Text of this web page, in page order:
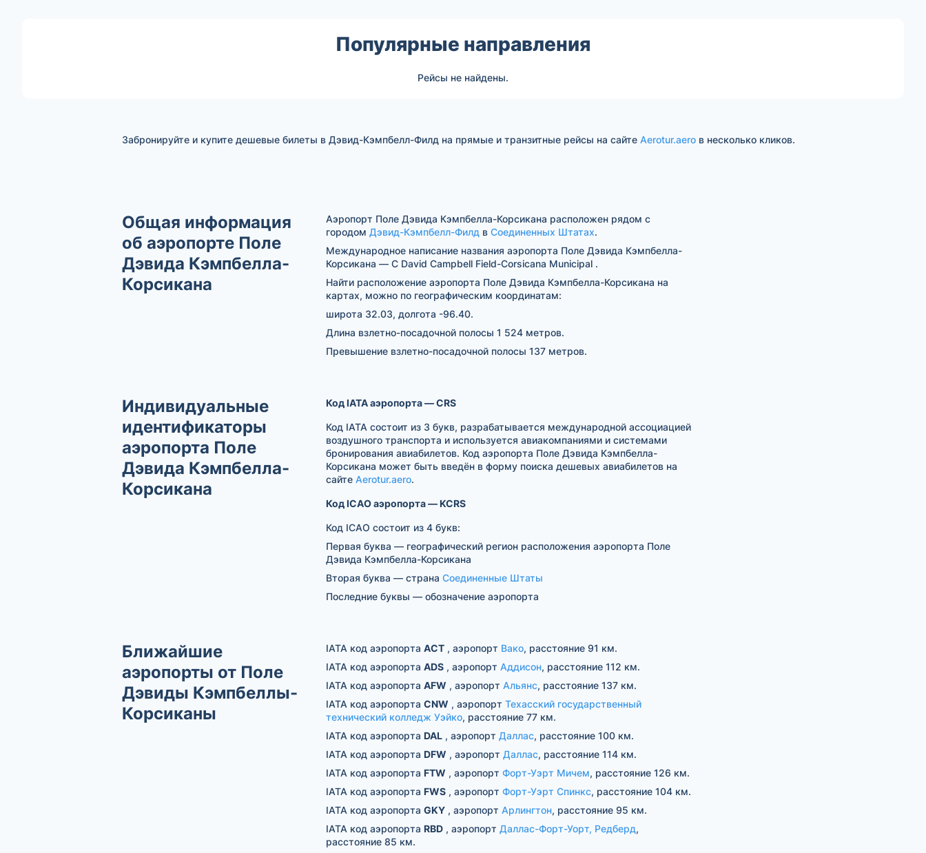
Популярные направления
Рейсы не найдены.
Забронируйте и купите дешевые билеты в Дэвид-Кэмпбелл-Филд на прямые и транзитные рейсы на сайте Aerotur.aero в несколько кликов.
Общая информация
об аэропорте Поле
Дэвида Кэмпбелла-
Корсикана
Аэропорт Поле Дэвида Кэмпбелла-Корсикана расположен рядом с
городом Дэвид-Кэмпбелл-Филдв Соединенных Штатах.
Международное написание названия аэропорта Поле Дэвида Кэмпбелла-
Корсикана — C David Campbell Field-Corsicana Municipal .
Найти расположение аэропорта Поле Дэвида Кэмпбелла-Корсикана на
картах, можно по географическим координатам:
широта 32.03, долгота -96.40.
Длина взлетно-посадочной полосы 1 524 метров.
Превышение взлетно-посадочной полосы 137 метров.
Индивидуальные
идентификаторы
аэропорта Поле
Дэвида Кэмпбелла-
Корсикана
Код IATA аэропорта — CRS
Код IATA состоит из 3 букв, разрабатывается международной ассоциацией
воздушного транспорта и используется авиакомпаниями и системами
бронирования авиабилетов. Код аэропорта Поле Дэвида Кэмпбелла-
Корсикана может быть введён в форму поиска дешевых авиабилетов на
сайте Aerotur.aero.
Код ICAO аэропорта — KCRS
Код ICAO состоит из 4 букв:
Первая буква — географический регион расположения аэропорта Поле
Дэвида Кэмпбелла-Корсикана
Вторая буква — страна Соединенные Штаты
Последние буквы — обозначение аэропорта
Ближайшие
аэропорты от Поле
Дэвиды Кэмпбеллы-
Корсиканы
IATA код аэропорта ACT, аэропорт Вако, расстояние 91 км.
IATA код аэропорта ADS, аэропорт Аддисон, расстояние 112 км.
IATA код аэропорта AFW , аэропорт Альянс, расстояние 137 км.
IATA код аэропорта CNW , аэропорт Техасский государственный
технический колледж Уэйко, расстояние 77 км.
IATA код аэропорта DAL, аэропорт Даллас, расстояние 100 км.
IATA код аэропорта DFW , аэропорт Даллас, расстояние 114 км.
IATA код аэропорта FTW , аэропорт Форт-Уэрт Мичем, расстояние 126 км.
IATA код аэропорта FWS, аэропорт Форт-Уэрт Спинкс, расстояние 104 км.
IATA код аэропорта GKY, аэропорт Арлингтон, расстояние 95 км.
IATA код аэропорта RBD, аэропорт Даллас-Форт-Уорт, Редберд,
расстояние 85 км.